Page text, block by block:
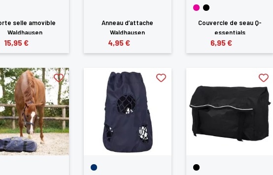
selle amovible
Waldhausen
15,95 €
Anneau d’attache
Waldhausen
4,95 €
Couvercle de seau Q-
essentials
6,95 €
devez être connecté pour enregistrer des produits dans votre liste